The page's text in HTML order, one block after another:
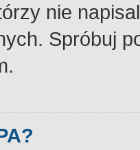
nie
Spróbuj